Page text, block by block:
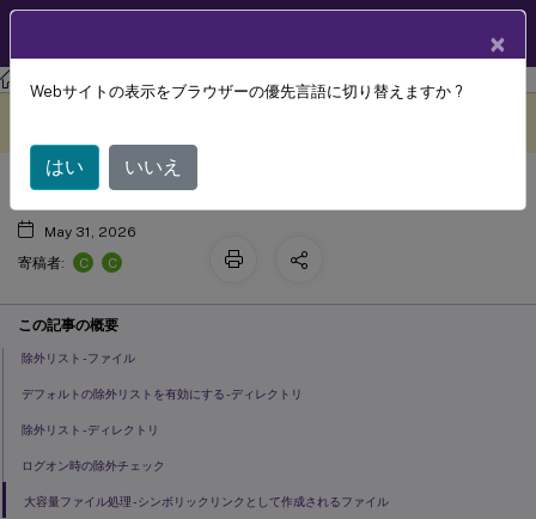
Citrix Virtual Apps and Desktops 7 2402 LTSR リファレンス
除外ポリシー設定
May 31, 2026
寄稿者:
C C
この記事の概要
除外リスト - ファイル
デフォルトの除外リストを有効にする - ディレクトリ
除外リスト - ディレクトリ
ログオン時の除外チェック
大容量ファイル処理 - シンボリックリンクとして作成されるファイル
×
Webサイトの表示をブラウザーの優先言語に切り替えますか ?
はい いいえ